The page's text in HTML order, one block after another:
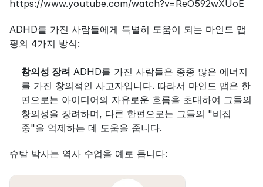
https://www.youtube.com/watch?v=ReO592wXUoE
ADHD를 가진 사람들에게 특별히 도움이 되는 마인드 맵
핑의 4가지 방식:
창의성 장려 ADHD를 가진 사람들은 종종 많은 에너지
를 가진 창의적인 사고자입니다. 따라서 마인드 맵은 한
편으로는 아이디어의 자유로운 흐름을 초대하여 그들의
창의성을 장려하며, 다른 한편으로는 그들의 "비집
중"을 억제하는 데 도움을 줍니다.
슈탈 박사는 역사 수업을 예로 듭니다: